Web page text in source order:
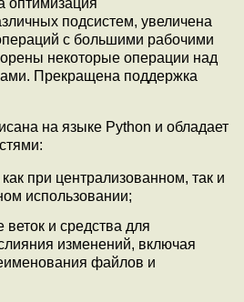
оптимизация
подсистем, увеличена
с большими рабочими
некоторые операции над
Прекращена поддержка
на языке Python и обладает
при централизованном, так и
использовании;
и средства для
изменений, включая
файлов и